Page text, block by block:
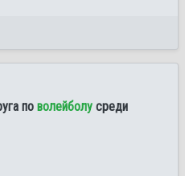
по волейболу среди